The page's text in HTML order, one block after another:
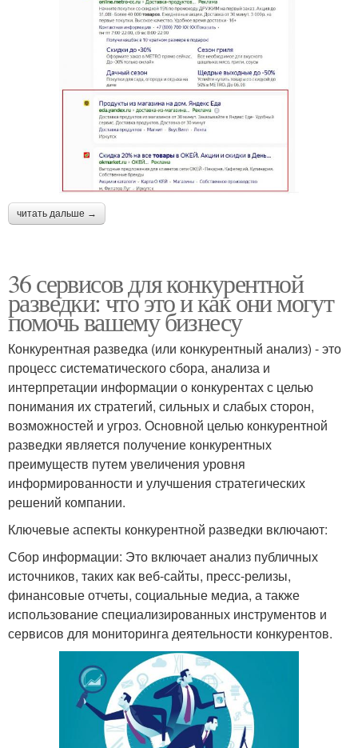
читать дальше →
36 сервисов для конкурентной
разведки: что это и как они могут
помочь вашему бизнесу
Конкурентная разведка (или конкурентный анализ) - это
процесс систематического сбора, анализа и
интерпретации информации о конкурентах с целью
понимания их стратегий, сильных и слабых сторон,
возможностей и угроз. Основной целью конкурентной
разведки является получение конкурентных
преимуществ путем увеличения уровня
информированности и улучшения стратегических
решений компании.
Ключевые аспекты конкурентной разведки включают:
Сбор информации: Это включает анализ публичных
источников, таких как веб-сайты, пресс-релизы,
финансовые отчеты, социальные медиа, а также
использование специализированных инструментов и
сервисов для мониторинга деятельности конкурентов.